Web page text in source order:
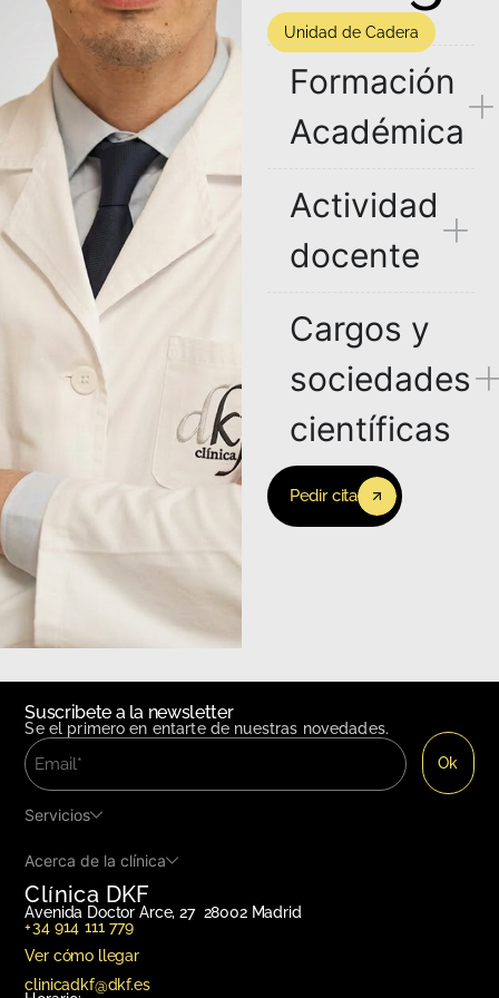
Unidad de Cadera
Formación
Académica
Actividad
docente
Cargos y
sociedades
científicas
Pedir cita
Clínica DKF
Avenida Doctor Arce, 27 28002 Madrid
+34 914 111 779
Ver cómo llegar
clinicadkf@dkf.es
Suscribete a la newsletter
Se el primero en entarte de nuestras novedades.
Servicios
Acerca de la clínica